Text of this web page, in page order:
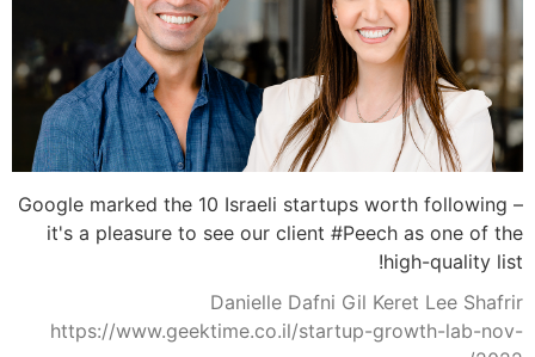
Google marked the 10 Israeli startups worth following –
it's a pleasure to see our client #Peech as one of the
high-quality list!
Danielle Dafni Gil Keret Lee Shafrir
https://www.geektime.co.il/startup-growth-lab-nov-